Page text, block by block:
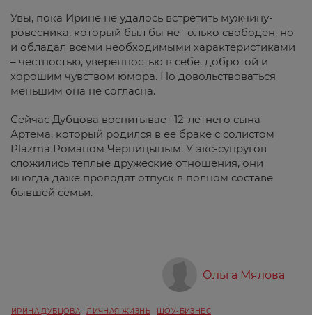
Увы, пока Ирине не удалось встретить мужчину-
ровесника, который был бы не только свободен, но
и обладал всеми необходимыми характеристиками
– честностью, уверенностью в себе, добротой и
хорошим чувством юмора. Но довольствоваться
меньшим она не согласна.
Сейчас Дубцова воспитывает 12-летнего сына
Артема, который родился в ее браке с солистом
Plazma Романом Черницыным. У экс-супругов
сложились теплые дружеские отношения, они
иногда даже проводят отпуск в полном составе
бывшей семьи.
Ольга Мялова
ИРИНА ДУБЦОВА ЛИЧНАЯ ЖИЗНЬ ШОУ-БИЗНЕС